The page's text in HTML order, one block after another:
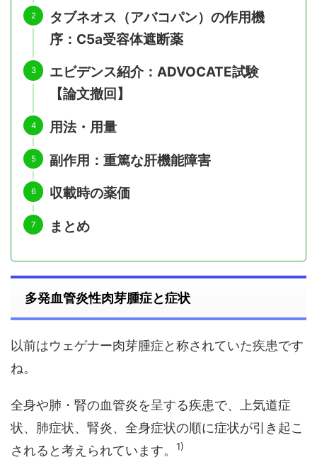
タブネオス（アバコパン）の作用機
序：C5a受容体遮断薬
エビデンス紹介：ADVOCATE試験
【論文撤回】
用法・用量
副作用：重篤な肝機能障害
収載時の薬価
まとめ
多発血管炎性肉芽腫症と症状
以前はウェゲナー肉芽腫症と称されていた疾患です
ね。
全身や肺・腎の血管炎を呈する疾患で、上気道症
状、肺症状、腎炎、全身症状の順に症状が引き起こ
されると考えられています。
1)